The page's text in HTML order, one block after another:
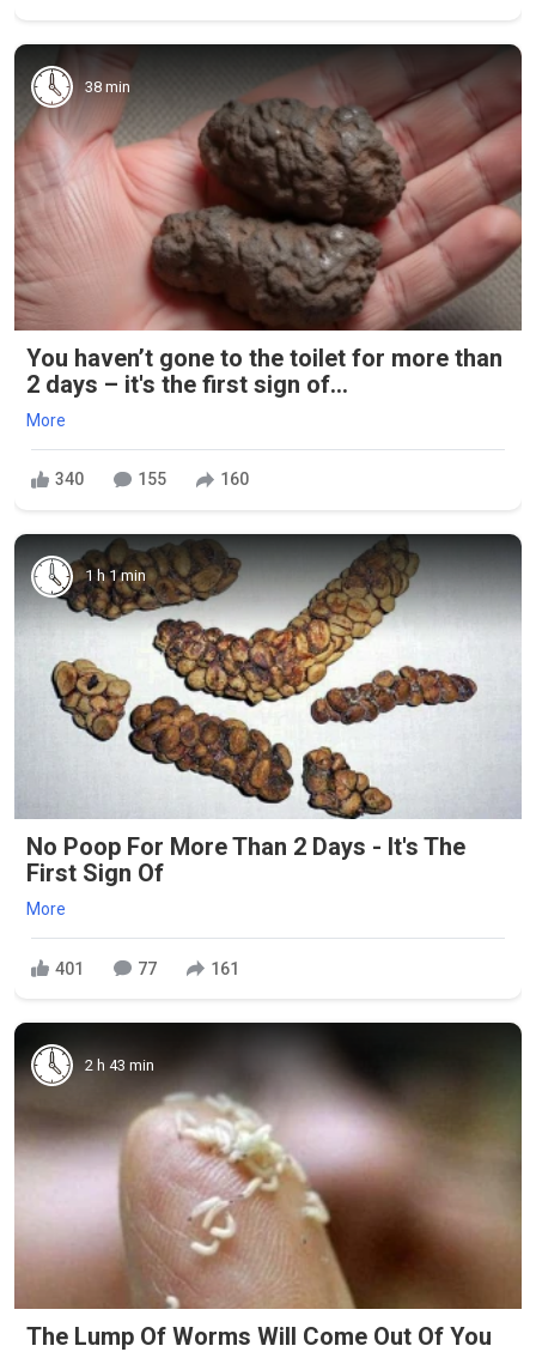
38 min
You haven’t gone to the toilet for more than
2 days – it's the first sign of...
More
340 155 160
1 h 1 min
No Poop For More Than 2 Days - It's The
First Sign Of
More
401 77 161
2 h 43 min
The Lump Of Worms Will Come Out Of You